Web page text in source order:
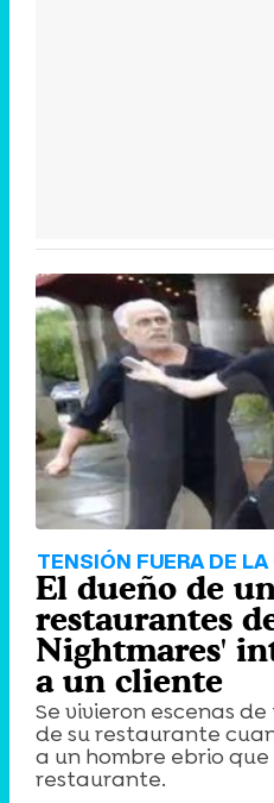
TENSIÓN FUERA DE
El dueño de
restaurantes
Nightmares'
a un cliente
Se vivieron escenas
de su restaurante
a un hombre ebrio
restaurante.